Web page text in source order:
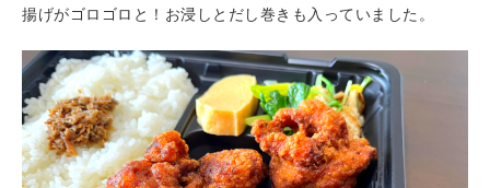
揚げがゴロゴロと！お浸しとだし巻きも入っていました。